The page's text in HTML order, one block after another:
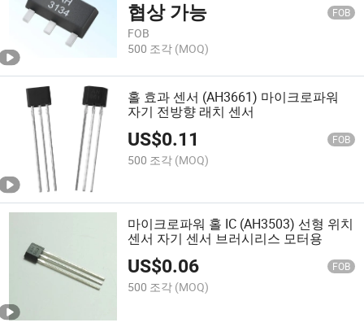
협상 가능 FOB
FOB
500 조각 (MOQ)
홀 효과 센서 (AH3661) 마이크로파워
자기 전방향 래치 센서
US$0.11 FOB
500 조각 (MOQ)
마이크로파워 홀 IC (AH3503) 선형 위치
센서 자기 센서 브러시리스 모터용
US$0.06 FOB
500 조각 (MOQ)